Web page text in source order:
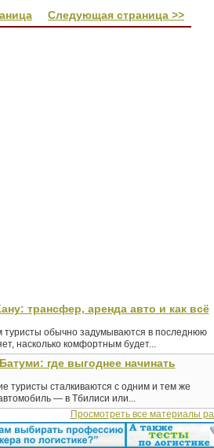
Следующая страница >>
трансфер, аренда авто и как всё
туристы обычно задумываются в последнюю
насколько комфортным будет...
где выгоднее начинать
туристы сталкиваются с одним и тем же
— в Тбилиси или...
Просмотреть все материалы